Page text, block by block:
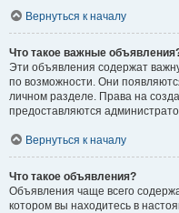
Вернуться к началу
Что такое важные
Эти объявления содержат
по возможности. Они
личном разделе. Права на
предоставляются
Вернуться к началу
Что такое объявления?
Объявления чаще всего
котором вы находитесь в